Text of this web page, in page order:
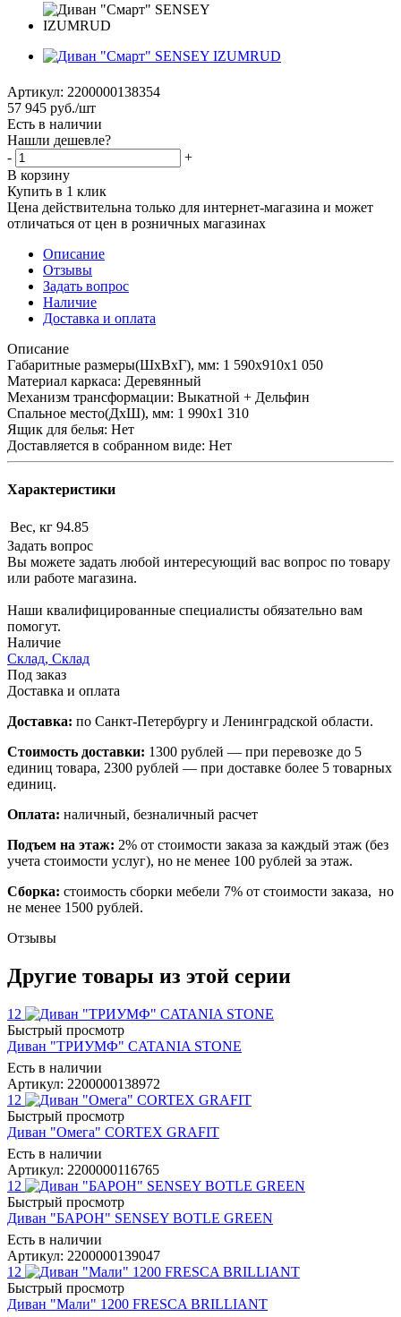
Артикул: 2200000138354
57 945 руб./шт
Есть в наличии
Нашли дешевле?
-
+
В корзину
Купить в 1 клик
Цена действительна только для интернет-магазина и может
отличаться от цен в розничных магазинах
Описание
Отзывы
Задать вопрос
Наличие
Доставка и оплата
Описание
Габаритные размеры(ШхВхГ), мм: 1 590х910х1 050
Материал каркаса: Деревянный
Механизм трансформации: Выкатной + Дельфин
Спальное место(ДхШ), мм: 1 990х1 310
Ящик для белья: Нет
Доставляется в собранном виде: Нет
Характеристики
Вес, кг 94.85
Задать вопрос
Вы можете задать любой интересующий вас вопрос по товару
или работе магазина.
Наши квалифицированные специалисты обязательно вам
помогут.
Наличие
Склад, Склад
Под заказ
Доставка и оплата
Доставка: по Санкт-Петербургу и Ленинградской области.
Стоимость доставки: 1300 рублей — при перевозке до 5
единиц товара, 2300 рублей — при доставке более 5 товарных
единиц.
Оплата: наличный, безналичный расчет
Подъем на этаж: 2% от стоимости заказа за каждый этаж (без
учета стоимости услуг), но не менее 100 рублей за этаж.
Сборка: стоимость сборки мебели 7% от стоимости заказа, но
не менее 1500 рублей.
Отзывы
Другие товары из этой серии
12
Быстрый просмотр
Диван "ТРИУМФ" CATANIA STONE
Есть в наличии
Артикул: 2200000138972
12
Быстрый просмотр
Диван "Омега" CORTEX GRAFIT
Есть в наличии
Артикул: 2200000116765
12
Быстрый просмотр
Диван "БАРОН" SENSEY BOTLE GREEN
Есть в наличии
Артикул: 2200000139047
12
Быстрый просмотр
Диван "Мали" 1200 FRESCA BRILLIANT